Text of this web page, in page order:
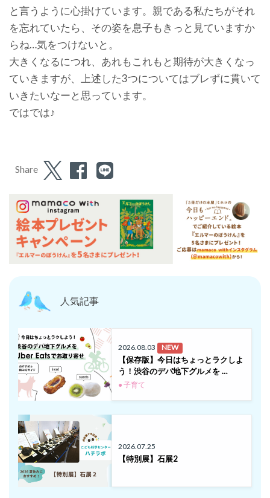
と言うように心掛けています。親である私たちがそれ
を忘れていたら、その姿を息子もきっと見ていますか
らね…気をつけないと。
大きくなるにつれ、あれもこれもと期待が大きくなっ
ていきますが、上述した3つについてはブレずに貫いて
いきたいなーと思っています。
ではでは♪
Share
人気記事
2026.08.03 NEW
【保存版】今日はちょっとラクしよ
う！渋谷のデパ地下グルメを …
● 子育て
2026.07.25
【特別展】石展2